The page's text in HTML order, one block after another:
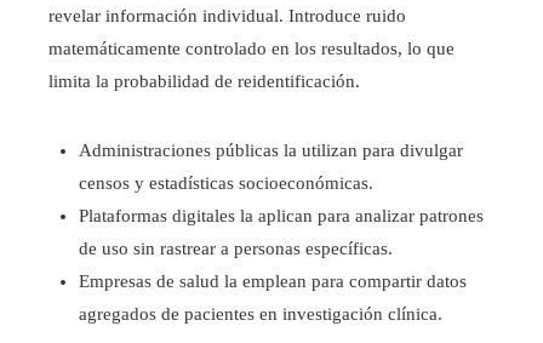
revelar información individual. Introduce ruido
matemáticamente controlado en los resultados, lo que
limita la probabilidad de reidentificación.
Administraciones públicas la utilizan para divulgar
censos y estadísticas socioeconómicas.
Plataformas digitales la aplican para analizar patrones
de uso sin rastrear a personas específicas.
Empresas de salud la emplean para compartir datos
agregados de pacientes en investigación clínica.